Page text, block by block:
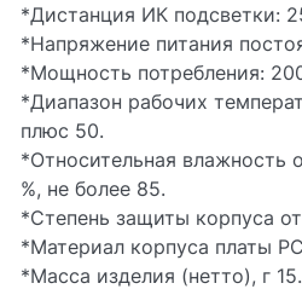
*Дистанция ИК подсветки:
*Напряжение питания
*Мощность потребления:
*Диапазон рабочих
плюс 50.
*Относительная влажность
%, не более 85.
*Степень защиты корпуса
*Материал корпуса платы
*Масса изделия (нетто), г 15.